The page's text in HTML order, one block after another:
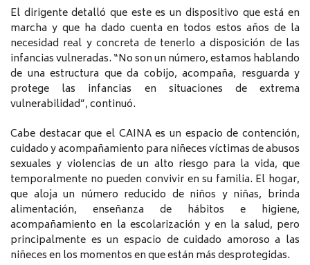
El dirigente detalló que este es un dispositivo que está en
marcha y que ha dado cuenta en todos estos años de la
necesidad real y concreta de tenerlo a disposición de las
infancias vulneradas. “No son un número, estamos hablando
de una estructura que da cobijo, acompaña, resguarda y
protege las infancias en situaciones de extrema
vulnerabilidad”, continuó.
Cabe destacar que el CAINA es un espacio de contención,
cuidado y acompañamiento para niñeces víctimas de abusos
sexuales y violencias de un alto riesgo para la vida, que
temporalmente no pueden convivir en su familia. El hogar,
que aloja un número reducido de niños y niñas, brinda
alimentación, enseñanza de hábitos e higiene,
acompañamiento en la escolarización y en la salud, pero
principalmente es un espacio de cuidado amoroso a las
niñeces en los momentos en que están más desprotegidas.